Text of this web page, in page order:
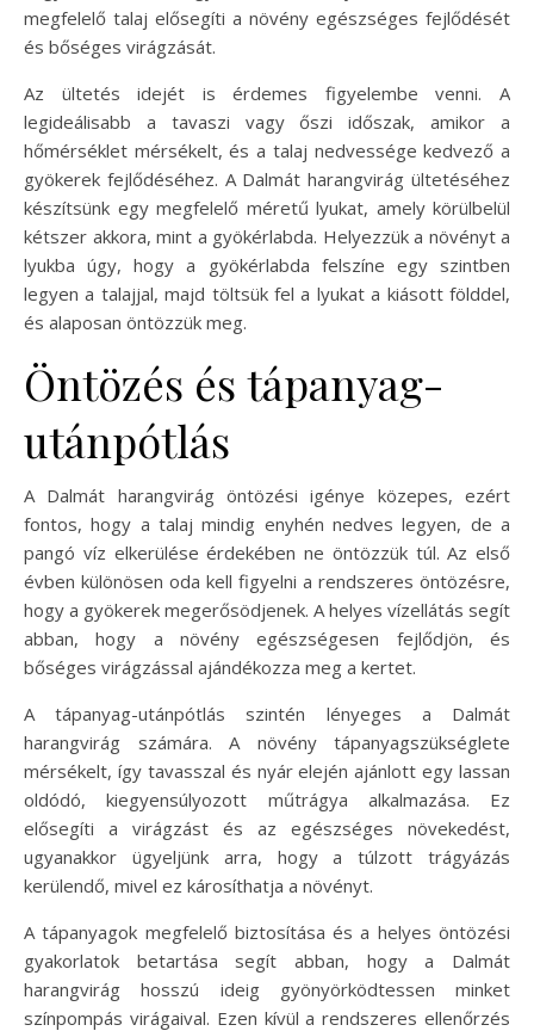
megfelelő talaj elősegíti a növény egészséges fejlődését
és bőséges virágzását.
Az ültetés idejét is érdemes figyelembe venni. A
legideálisabb a tavaszi vagy őszi időszak, amikor a
hőmérséklet mérsékelt, és a talaj nedvessége kedvező a
gyökerek fejlődéséhez. A Dalmát harangvirág ültetéséhez
készítsünk egy megfelelő méretű lyukat, amely körülbelül
kétszer akkora, mint a gyökérlabda. Helyezzük a növényt a
lyukba úgy, hogy a gyökérlabda felszíne egy szintben
legyen a talajjal, majd töltsük fel a lyukat a kiásott földdel,
és alaposan öntözzük meg.
Öntözés és tápanyag-
utánpótlás
A Dalmát harangvirág öntözési igénye közepes, ezért
fontos, hogy a talaj mindig enyhén nedves legyen, de a
pangó víz elkerülése érdekében ne öntözzük túl. Az első
évben különösen oda kell figyelni a rendszeres öntözésre,
hogy a gyökerek megerősödjenek. A helyes vízellátás segít
abban, hogy a növény egészségesen fejlődjön, és
bőséges virágzással ajándékozza meg a kertet.
A tápanyag-utánpótlás szintén lényeges a Dalmát
harangvirág számára. A növény tápanyagszükséglete
mérsékelt, így tavasszal és nyár elején ajánlott egy lassan
oldódó, kiegyensúlyozott műtrágya alkalmazása. Ez
elősegíti a virágzást és az egészséges növekedést,
ugyanakkor ügyeljünk arra, hogy a túlzott trágyázás
kerülendő, mivel ez károsíthatja a növényt.
A tápanyagok megfelelő biztosítása és a helyes öntözési
gyakorlatok betartása segít abban, hogy a Dalmát
harangvirág hosszú ideig gyönyörködtessen minket
színpompás virágaival. Ezen kívül a rendszeres ellenőrzés